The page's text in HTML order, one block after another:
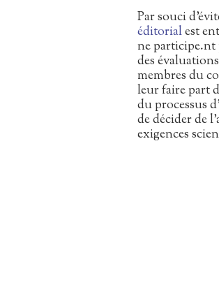
Par souci
éditorialest
ne participe.nt
des
membres du
leur faire part
du processus
de décider de
exigences